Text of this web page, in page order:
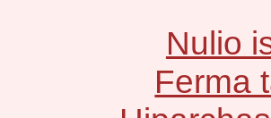
Nulio
Ferma